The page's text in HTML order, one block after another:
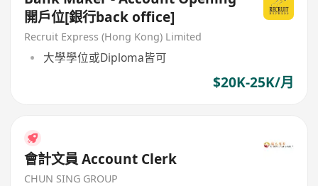
開戶位[銀行back office]
Recruit Express (Hong Kong) Limited
大學學位或Diploma皆可
$20K-25K/月
會計文員 Account Clerk
CHUN SING GROUP